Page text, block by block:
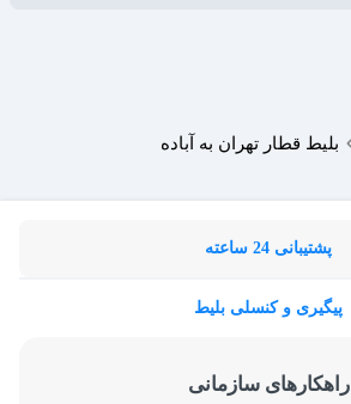
بلیط قطار تهران به آباده
پشتیبانی 24 ساعته
پیگیری و کنسلی بلیط
راهکارهای سازمانی